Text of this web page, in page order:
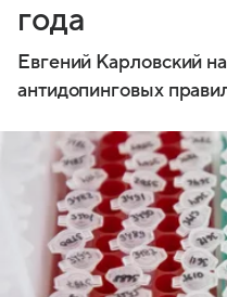
года
Евгений Карловский
антидопинговых